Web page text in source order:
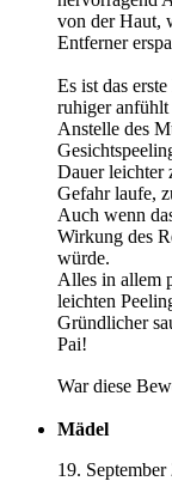
von der Haut,
Entferner
Es ist das
ruhiger anfühlt
Anstelle des
Dauer leichter
Gefahr laufe,
Auch wenn
Wirkung des
würde.
Alles in allem
leichten
Gründlicher
Pai!
War diese
Mädel
19. September